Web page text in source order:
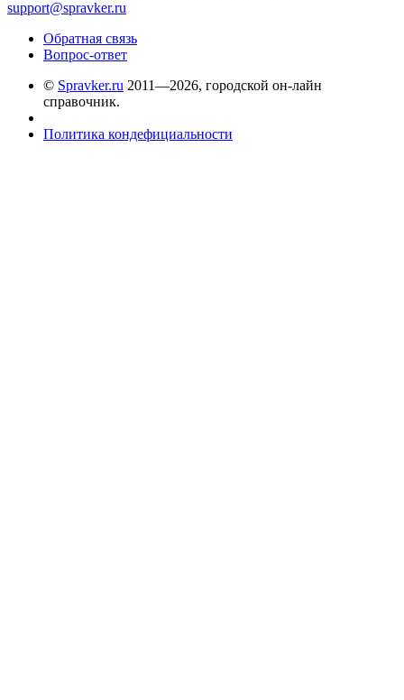
support@spravker.ru
Обратная связь
Вопрос-ответ
© Spravker.ru 2011—2026, городской он-лайн
справочник.
Политика кондефициальности